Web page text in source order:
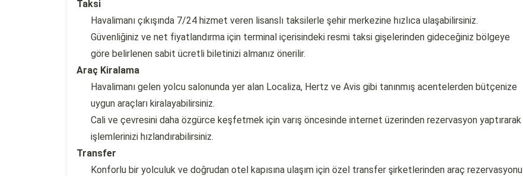
Taksi
Havalimanı çıkışında 7/24 hizmet veren lisanslı taksilerle şehir merkezine hızlıca ulaşabilirsiniz.
Güvenliğiniz ve net fiyatlandırma için terminal içerisindeki resmi taksi gişelerinden gideceğiniz bölgeye
göre belirlenen sabit ücretli biletinizi almanız önerilir.
Araç Kiralama
Havalimanı gelen yolcu salonunda yer alan Localiza, Hertz ve Avis gibi tanınmış acentelerden bütçenize
uygun araçları kiralayabilirsiniz.
Cali ve çevresini daha özgürce keşfetmek için varış öncesinde internet üzerinden rezervasyon yaptırarak
işlemlerinizi hızlandırabilirsiniz.
Transfer
Konforlu bir yolculuk ve doğrudan otel kapısına ulaşım için özel transfer şirketlerinden araç rezervasyonu